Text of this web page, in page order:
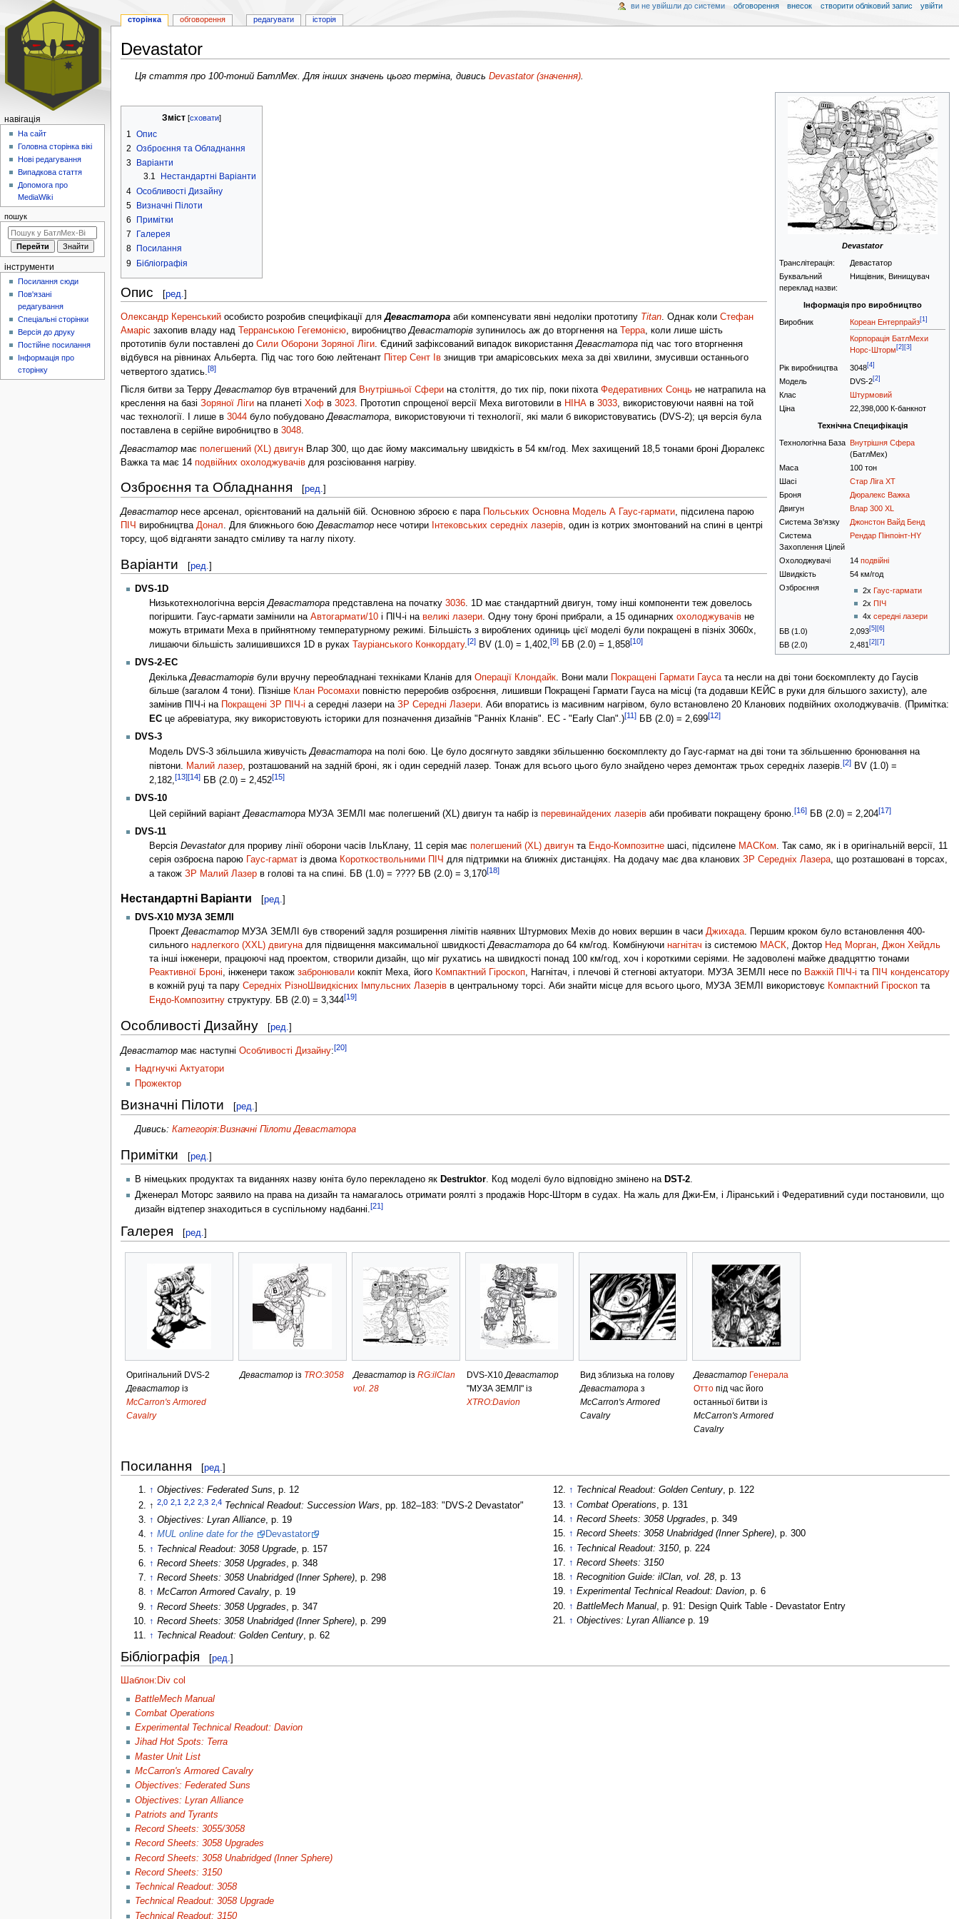
Devastator
Перейти
Перейти
Ця стаття про 100-тоний БатлМех. Для інших значень цього терміна, дивись Devastator (значення).
Devastator
Транслітерація:
Девастатор
Буквальний
переклад назви:
Нищівник, Винищувач
Інформація про виробництво
Виробник
Кореан Ентерпрайз[1]
Корпорація БатлМехи
Норс-Шторм [2] [3]
Рік виробництва 3048[4]
Модель DVS-2[2]
Клас
Штурмовий
Ціна
22,398,000 К-банкнот
Технічна Специфікація
Технологічна База Внутрішня Сфера
(БатлМех)
Маса
100 тон
Шасі
Стар Ліга XT
Броня
Дюралекс Важка
Двигун
Влар 300 XL
Система Зв'язку
Джонстон Вайд Бенд
Система
Захоплення Цілей
Рендар Пінпоінт-HY
Охолоджувачі 14подвійні
Швидкість
54 км/год
Озброєння
2xГаус-гармати
2xПІЧ
4xсередні лазери
БВ (1.0)
2,093[5] [6]
БВ (2.0) 2,481[2] [7]
Зміст
1 Опис
2 Озброєння та Обладнання
3
Варіанти
3.1
Нестандартні Варіанти
4 Особливості Дизайну
5 Визначні Пілоти
6
Примітки
7
Галерея
8
Посилання
9 Бібліографія
Опис [ред. ]
Олександр Керенськийособисто розробив специфікації для Девастаторааби компенсувати явні недоліки прототипу Titan. Однак коли Стефан
Амаріс захопив владу над Терранською Гегемонією, виробництво Девастаторівзупинилось аж до вторгнення на Терра, коли лише шість
прототипів були поставлені до Сили Оборони Зоряної Ліги. Єдиний зафіксований випадок використання Девастаторапід час того вторгнення
відбувся на рівнинах Альберта. Під час того бою лейтенант Пітер Сент Івзнищив три амарісовських меха за дві хвилини, змусивши останнього
четвертого здатись.[8]
Після битви за ТерруДевастаторбув втрачений для Внутрішньої Сферина століття, до тих пір, поки піхота Федеративних Сонцьне натрапила на
креслення на базі Зоряної Лігина планеті Хофв 3023. Прототип спрощеної версії Меха виготовили в НІНАв 3033, використовуючи наявні на той
час технології. І лише в 3044було побудованоДевастатора, використовуючи ті технології, які мали б використовуватись (DVS-2); ця версія була
поставлена в серійне виробництво в 3048.
Девастатормає полегшений (XL) двигунВлар 300, що дає йому максимальну швидкість в 54 км/год. Мех захищений 18,5 тонами броні Дюралекс
Важка та має 14 подвійних охолоджувачівдля розсіювання нагріву.
Озброєння та Обладнання [ред.]
Девастаторнесе арсенал, орієнтований на дальній бій. Основною зброєю є пара Польських Основна Модель А Гаус-гармати, підсилена парою
ПІЧ виробництва Донал. Для ближнього боюДевастаторнесе чотири Інтековських середніх лазерів, один із котрих змонтований на спині в центрі
торсу, щоб відганяти занадто сміливу та наглу піхоту.
Варіанти [ред. ]
DVS-1D
Низькотехнологічна версіяДевастатора представлена на початку3036. 1D має стандартний двигун, тому інші компоненти теж довелось
погіршити. Гаус-гармати замінили наАвтогармати/10 і ПІЧ-і навеликі лазери. Одну тону броні прибрали, а 15 одинарнихохолоджувачів не
можуть втримати Меха в прийнятному температурному режимі. Більшість з вироблених одиниць цієї моделі були покращені в пізніх 3060х,
лишаючи більшість залишившихся 1D в руках
Тауріанського Конкордату.[2] BV (1.0) = 1,402,[9] БВ (2.0) = 1,858[10]
DVS-2-EC
ДекількаДевастаторів були вручну переобладнані техніками Кланів дляОперації Клондайк . Вони мали Покращені Гармати Гауса та несли на дві тони боєкомплекту до Гаусів
більше (загалом 4 тони). Пізніше Клан Росомахи повністю переробив озброєння, лишивши Покращені Гармати Гауса на місці (та додавши КЕЙС в руки для більшого захисту), але
замінив ПІЧ-і на Покращені ЗР ПІЧ-і а середні лазери наЗР Середні Лазери . Аби впоратись із масивним нагрівом, було встановлено 20 Кланових подвійних охолоджувачів. (Примітка:
EC це абревіатура, яку використовують історики для позначення дизайнів "Ранніх Кланів". EC - "Early Clan".)[11] БВ (2.0) = 2,699[12]
DVS-3
Модель DVS-3 збільшила живучістьДевастатора на полі бою. Це було досягнуто завдяки збільшенню боєкомплекту до Гаус-гармат на дві тони та збільшенню бронювання на
півтони.
Малий лазер , розташований на задній броні, як і один середній лазер. Тонаж для всього цього було знайдено через демонтаж трьох середніх лазерів.[2] BV (1.0) =
2,182,[13][14] БВ (2.0) = 2,452[15]
DVS-10
Цей серійний варіантДевастатора МУЗА ЗЕМЛІ має полегшений (XL) двигун та набір ізперевинайдених лазерів аби пробивати покращену броню.[16] БВ (2.0) = 2,204[17]
DVS-11
ВерсіяDevastatorдля прориву лінії оборони часів ІльКлану, 11 серія маєполегшений (XL) двигун та Ендо-Композитне шасі, підсилене МАСКом. Так само, як і в оригінальній версії, 11
серія озброєна парою
Гаус-гармат із двома Короткоствольними ПІЧ для підтримки на ближніх дистанціях. На додачу має два клановихЗР Середніх Лазера, що розташовані в торсах,
а такожЗР Малий Лазер в голові та на спині. БВ (1.0) = ???? БВ (2.0) = 3,170[18]
Нестандартні Варіанти [ред.]
DVS-X10 МУЗА ЗЕМЛІ
ПроектДевастатор МУЗА ЗЕМЛІ був створений задля розширення лімітів наявних Штурмових Мехів до нових вершин в часиДжихада. Першим кроком було встановлення 400-
сильногонадлегкого (XXL) двигунадля підвищення максимальної швидкостіДевастатора до 64 км/год. Комбінуючинагнітач із системою МАСК, Доктор Нед Морган,Джон Хейдль
та інші інженери, працюючі над проектом, створили дизайн, що міг рухатись на швидкості понад 100 км/год, хоч і короткими серіями. Не задоволені майже двадцяттю тонами
Реактивної Броні, інженери такожзабронювали кокпіт Меха, його Компактний Гіроскоп, Нагнітач, і плечові й стегнові актуатори. МУЗА ЗЕМЛІ несе по Важкій ПІЧ-і та
ПІЧ конденсатору
в кожній руці та паруСередніх РізноШвидкісних Імпульсних Лазерів в центральному торсі. Аби знайти місце для всього цього, МУЗА ЗЕМЛІ використовує Компактний Гіроскоп та
Ендо-Композитну структуру. БВ (2.0) = 3,344[19]
Особливості Дизайну [ред.]
Девастатормає наступні Особливості Дизайну:[20]
Надгнучкі Актуатори
Прожектор
Визначні Пілоти [ред.]
Дивись: Категорія:Визначні Пілоти Девастатора
Примітки [ред. ]
В німецьких продуктах та виданнях назву юніта було перекладено як Destruktor. Код моделі було відповідно змінено на DST-2.
Дженерал Моторс заявило на права на дизайн та намагалось отримати роялті з продажів Норс-Шторм в судах. На жаль для Джи-Ем, і Ліранський і Федеративний суди постановили, що
дизайн відтепер знаходиться в суспільному надбанні.[21]
Галерея [ред.]
Оригінальний DVS-2
Девастаторіз
McCarron's Armored
Cavalry
Девастаторіз TRO:3058 Девастаторіз RG:ilClan
vol. 28
DVS-X10Девастатор
"МУЗА ЗЕМЛІ" із
XTRO:Davion
Вид зблизька на голову
Девастатора з
McCarron's Armored
Cavalry
Девастатор Генерала
Оттопід час його
останньої битви із
McCarron's Armored
Cavalry
Посилання [ред. ]
↑ Objectives: Federated Suns, p. 12
↑2,0 2,1 2,2 2,3 2,4 Technical Readout: Succession Wars , pp. 182–183: "DVS-2 Devastator"
↑ Objectives: Lyran Alliance, p. 19
↑ MUL online date for the
Devastator
↑ Technical Readout: 3058 Upgrade , p. 157
↑ Record Sheets: 3058 Upgrades, p. 348
↑ Record Sheets: 3058 Unabridged (Inner Sphere), p. 298
↑ McCarron Armored Cavalry, p. 19
↑ Record Sheets: 3058 Upgrades , p. 347
↑ Record Sheets: 3058 Unabridged (Inner Sphere), p. 299
↑ Technical Readout: Golden Century, p. 62
↑ Technical Readout: Golden Century, p. 122
↑ Combat Operations , p. 131
↑ Record Sheets: 3058 Upgrades, p. 349
↑ Record Sheets: 3058 Unabridged (Inner Sphere), p. 300
↑ Technical Readout: 3150, p. 224
↑ Record Sheets: 3150
↑ Recognition Guide: ilClan, vol. 28, p. 13
↑ Experimental Technical Readout: Davion, p. 6
↑ BattleMech Manual , p. 91: Design Quirk Table - Devastator Entry
↑ Objectives: Lyran Alliance p. 19
Бібліографія [ред. ]
Шаблон:Div col
BattleMech Manual
Combat Operations
Experimental Technical Readout: Davion
Jihad Hot Spots: Terra
Master Unit List
McCarron's Armored Cavalry
Objectives: Federated Suns
Objectives: Lyran Alliance
Patriots and Tyrants
Record Sheets: 3055/3058
Record Sheets: 3058 Upgrades
Record Sheets: 3058 Unabridged (Inner Sphere)
Record Sheets: 3150
Technical Readout: 3058
Technical Readout: 3058 Upgrade
Technical Readout: 3150
Навігаційне
меню
сторінка обговорення редагувати історія
ви не увійшли до системи обговорення внесок створити обліковий запис увійти
навігація
На сайт
Головна сторінка вікі
Нові редагування
Випадкова стаття
Допомога про
MediaWiki
пошук
інструменти
Посилання сюди
Пов'язані
редагування
Спеціальні сторінки
Версія до друку
Постійне посилання
Інформація про
сторінку